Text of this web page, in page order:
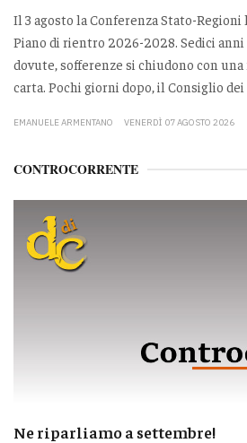
Il 3 agosto la Conferenza Stato-Regioni
Piano di rientro 2026-2028. Sedici
dovute, sofferenze si chiudono con
carta. Pochi giorni dopo, il Consiglio
EMANUELE ARMENTANO VENERDÌ 07 AGOSTO 2026
CONTROCORRENTE
Ne riparliamo a settembre!